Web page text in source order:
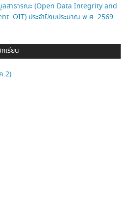
ลสาธารณะ (Open Data Integrity and
OIT) ประจำปีงบประมาณ พ.ศ. 2569
เรียน
.2)